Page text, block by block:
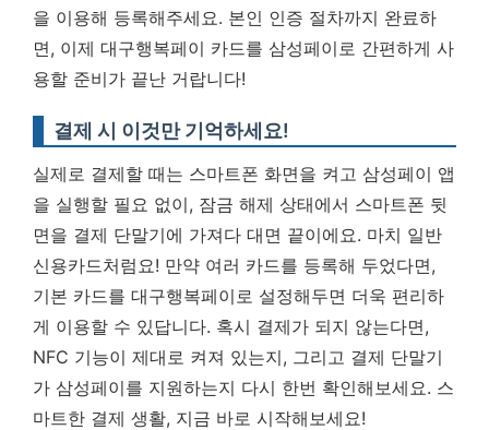
을 이용해 등록해주세요. 본인 인증 절차까지 완료하
면, 이제 대구행복페이 카드를 삼성페이로 간편하게 사
용할 준비가 끝난 거랍니다!
결제 시 이것만 기억하세요!
실제로 결제할 때는 스마트폰 화면을 켜고 삼성페이 앱
을 실행할 필요 없이, 잠금 해제 상태에서 스마트폰 뒷
면을 결제 단말기에 가져다 대면 끝이에요. 마치 일반
신용카드처럼요! 만약 여러 카드를 등록해 두었다면,
기본 카드를 대구행복페이로 설정해두면 더욱 편리하
게 이용할 수 있답니다. 혹시 결제가 되지 않는다면,
NFC 기능이 제대로 켜져 있는지, 그리고 결제 단말기
가 삼성페이를 지원하는지 다시 한번 확인해보세요. 스
마트한 결제 생활, 지금 바로 시작해보세요!